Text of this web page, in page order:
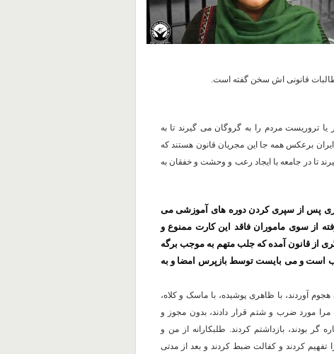
قانونی اش سخن گفته است.
یا تروریست مردم را به گروگان می گیرند تا به
برعکس همه جا این مجریان قانون هستند که
تا در جامعه با ایجاد رعب و وحشت و خفقان به
پس از سپری کردن دوره های آموزشی می
از سوی ماموران فاقد این کارت ممنوع و
در جای دیگری از قانون آمده که جلب متهم به موجب برگه
و می بایست توسط بازپرس امضا و به
شد به منزل‌مان هجوم آوردند، با ظاهری پوشیده، با ماسک و کلاه،
مورد ضرب و شتم قرار دادند، بدون مجوز و
بودند، بازداشتم کردند. طلبکارانه از من و
شکایت کردند و پرونده جدیدی تشکیل شد. ٢اتهام را تفهیم کردند و کفالت ضبط کردند و بعد از مدتی